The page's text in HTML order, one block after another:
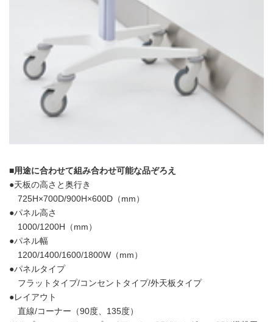
■用途に合わせて組み合わせ可能な品ぞろえ
●天板の高さと奥行き
725H×700D/900H×600D（mm）
●パネル高さ
1000/1200H（mm）
●パネル幅
1200/1400/1600/1800W（mm）
●パネルタイプ
フラットタイプ/コンセントタイプ/外天板タイプ
●レイアウト
直線/コーナー（90度、135度）